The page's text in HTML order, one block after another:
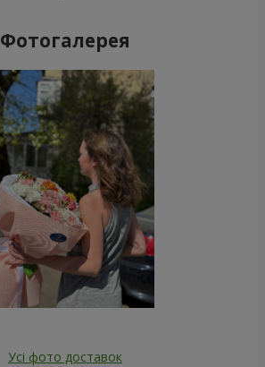
Фотогалерея
Усі фото доставок